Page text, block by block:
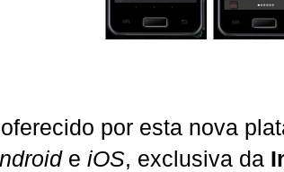
por esta nova
e iOS, exclusiva da